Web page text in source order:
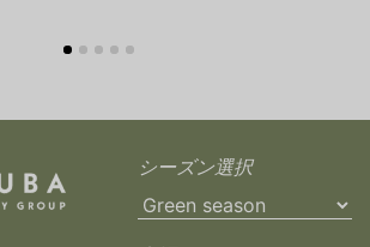
シーズン選択